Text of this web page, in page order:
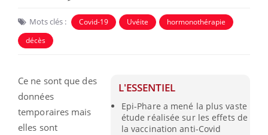
Mots clés : Covid-19 Uvéite
hormonothérapie
décès
L'ESSENTIEL
Epi-Phare a mené la plus vaste
étude réalisée sur les effets de
la vaccination anti-Covid
Ce ne sont que des
données
temporaires mais
elles sont